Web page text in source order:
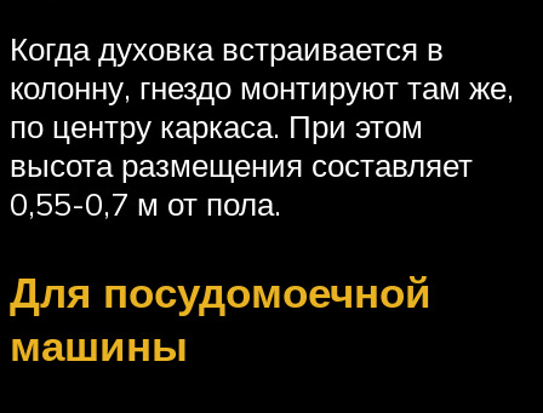
Когда духовка встраивается в
колонну, гнездо монтируют там же,
по центру каркаса. При этом
высота размещения составляет
0,55-0,7 м от пола.
Для посудомоечной
машины